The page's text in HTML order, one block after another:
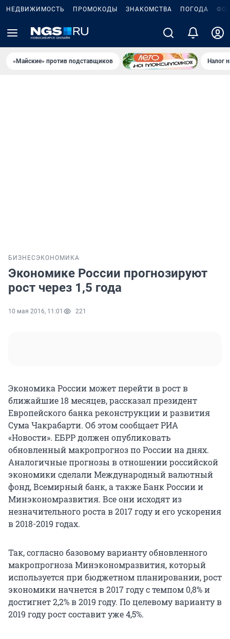
НЕДВИЖИМОСТЬ ПРОМОКОДЫ ЗНАКОМСТВА ПОГОДА
«Майские» против подставщиков Налог
БИЗНЕС ЭКОНОМИКА
Экономике России прогнозируют
рост через 1,5 года
10 мая 2016, 11:01 221
Экономика России может перейти в рост в
ближайшие 18 месяцев, рассказал президент
Европейского банка реконструкции и развития
Сума Чакрабарти. Об этом сообщает РИА
«Новости». ЕБРР должен опубликовать
обновленный макропрогноз по России на днях.
Аналогичные прогнозы в отношении российской
экономики сделали Международный валютный
фонд, Всемирный банк, а также Банк России и
Минэкономразвития. Все они исходят из
незначительного роста в 2017 году и его ускорения
в 2018-2019 годах.
Так, согласно базовому варианту обновленного
макропрогноза Минэкономразвития, который
используется при бюджетном планировании, рост
экономики начнется в 2017 году с темпом 0,8% и
достигнет 2,2% в 2019 году. По целевому варианту в
2019 году рост составит уже 4,5%.